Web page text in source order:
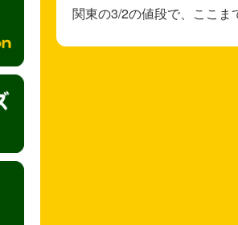
関東の3/2の値段で、ここま